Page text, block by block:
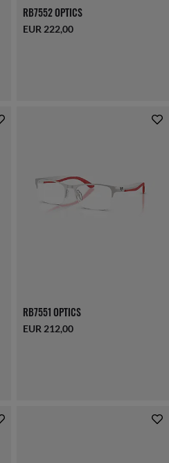
RB7552 OPTICS
EUR 222,00
RB7551 OPTICS
EUR 212,00